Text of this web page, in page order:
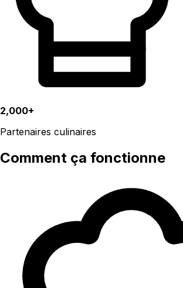
2,000+
Partenaires culinaires
Comment ça fonctionne